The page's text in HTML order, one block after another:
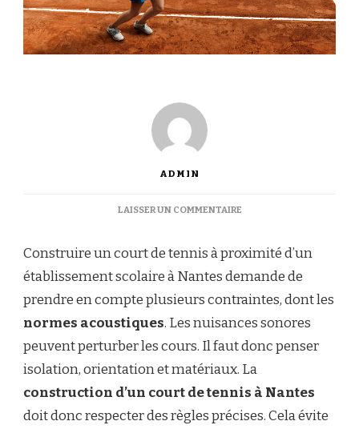
ADMIN
LAISSER UN COMMENTAIRESUR
LES
NORMES
ACOUSTIQUES
AVEC
CONSTRUCTION
D’UN
DE
TENNIS
NANTES
Construire un court de tennis à proximité d’un
établissement scolaire à Nantes demande de
prendre en compte plusieurs contraintes, dont les
normes acoustiques. Les nuisances sonores
peuvent perturber les cours. Il faut donc penser
isolation, orientation et matériaux. La
construction d’un court de tennis à Nantes
doit donc respecter des règles précises. Cela évite